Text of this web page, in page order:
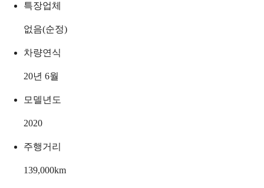
특장업체
없음(순정)
차량연식
20년 6월
모델년도
2020
주행거리
139,000km